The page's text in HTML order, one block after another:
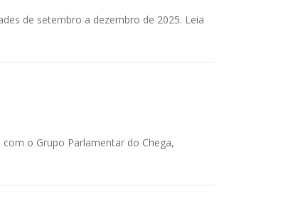
de setembro a dezembro de 2025. Leia
o Grupo Parlamentar do Chega,